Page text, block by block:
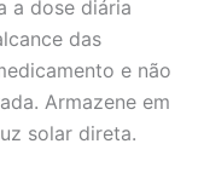
a dose diária
das
e não
Armazene em
solar direta.